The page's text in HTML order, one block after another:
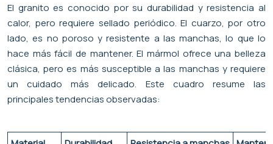
El granito es conocido por su durabilidad y resistencia al
calor, pero requiere sellado periódico. El cuarzo, por otro
lado, es no poroso y resistente a las manchas, lo que lo
hace más fácil de mantener. El mármol ofrece una belleza
clásica, pero es más susceptible a las manchas y requiere
un cuidado más delicado. Este cuadro resume las
principales tendencias observadas: